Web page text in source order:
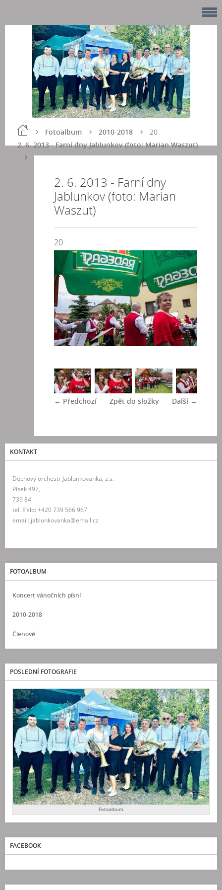
Fotoalbum
2010-2018
2. 6. 2013 - Farní dny Jablunkov (foto: Marian Waszut)
20
2. 6. 2013 - Farní dny
Jablunkov (foto: Marian
Waszut)
20
← Předchozí Další →
Zpět do složky
KONTAKT
Dechový orchestr Jablunkovanka, z.s.
Písek 497,
739 84
tel. číslo: +420 739 566 967
email: jablunkovanka@email.cz
FOTOALBUM
Koncert vánočních písní
2010-2018
Členové
POSLEDNÍ FOTOGRAFIE
Fotoalbum
FACEBOOK